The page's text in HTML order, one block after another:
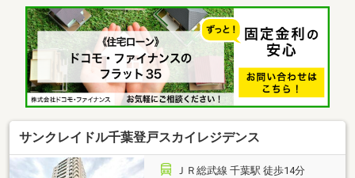
充実（浴室乾燥機、ウォッシュレット付きトイレ等）
■室内丁寧にご使用です。
サンクレイドル千葉登戸スカイレジデンス
ＪＲ総武線 千葉駅 徒歩14分